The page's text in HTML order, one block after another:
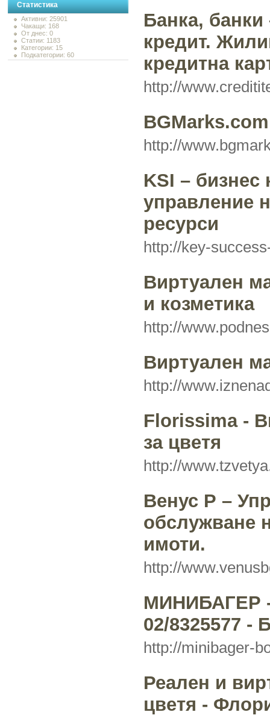
Статистика
Активни: 25901
Чакащи: 168
От днес: 0
Статии: 1183
Категории: 15
Подкатегории: 60
Банка,
кредит.
кредитна
http://
BGMarks.com
http://
KSI – бизнес
управление
ресурси
http://key-
Виртуален
и козметика
http://
Виртуален
http://
Florissima -
за цветя
http://
Венус Р –
обслужване
имоти.
http://
МИНИБАГЕР -
02/8325577 -
http://minibager-
Реален и
цветя -